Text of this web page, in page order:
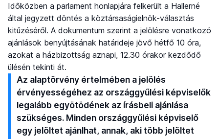
Időközben a parlament honlapjára felkerült a Hallerné
által jegyzett döntés a köztársaságielnök-választás
kitűzéséről. A dokumentum szerint a jelölésre vonatkozó
ajánlások benyújtásának határideje jövő hétfő 10 óra,
azokat a házbizottság aznapi, 12.30 órakor kezdődő
ülésén tekinti át.
Az alaptörvény értelmében a jelölés
érvényességéhez az országgyűlési képviselők
legalább egyötödének az írásbeli ajánlása
szükséges. Minden országgyűlési képviselő
egy jelöltet ajánlhat, annak, aki több jelöltet